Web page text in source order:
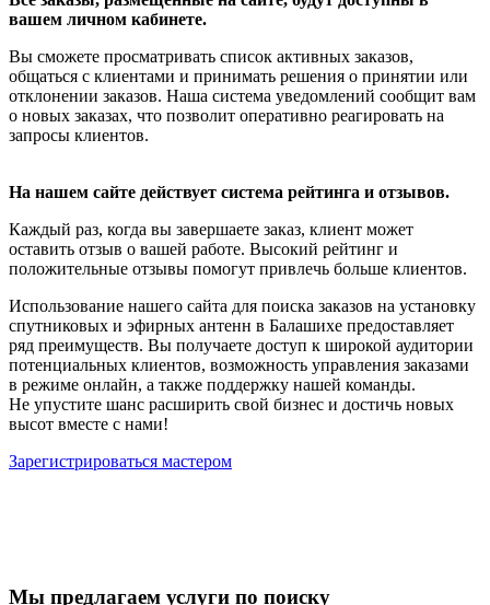
вашем личном кабинете.
Вы сможете просматривать список активных заказов,
общаться с клиентами и принимать решения о принятии или
отклонении заказов. Наша система уведомлений сообщит вам
о новых заказах, что позволит оперативно реагировать на
запросы клиентов.
На нашем сайте действует система рейтинга и отзывов.
Каждый раз, когда вы завершаете заказ, клиент может
оставить отзыв о вашей работе. Высокий рейтинг и
положительные отзывы помогут привлечь больше клиентов.
Использование нашего сайта для поиска заказов на установку
спутниковых и эфирных антенн в Балашихе предоставляет
ряд преимуществ. Вы получаете доступ к широкой аудитории
потенциальных клиентов, возможность управления заказами
в режиме онлайн, а также поддержку нашей команды.
Не упустите шанс расширить свой бизнес и достичь новых
высот вместе с нами!
Зарегистрироваться мастером
Мы предлагаем услуги по поиску